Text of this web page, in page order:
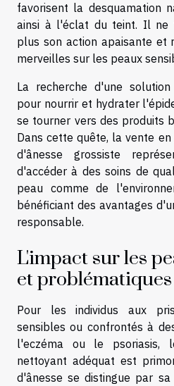
favorisent la desquamation
ainsi à l'éclat du teint. Il ne
plus son action apaisante et
merveilles sur les peaux
La recherche d'une
pour nourrir et hydrater
se tourner vers des produits
Dans cette quête, lavente en
d'ânesse grossiste
d'accéder à des soins de
peau comme de
bénéficiant des avantages
responsable.
L'impact sur les
et problématiques
Pour les individus aux
sensibles ou confrontés à
l'eczéma ou le psoriasis,
nettoyant adéquat est
d'ânesse se distingue par